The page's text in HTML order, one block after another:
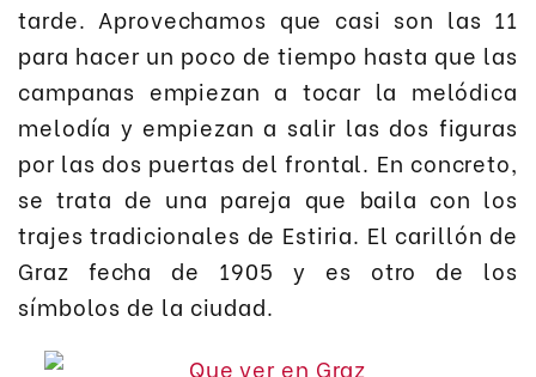
tarde. Aprovechamos que casi son las 11
para hacer un poco de tiempo hasta que las
campanas empiezan a tocar la melódica
melodía y empiezan a salir las dos figuras
por las dos puertas del frontal. En concreto,
se trata de una pareja que baila con los
trajes tradicionales de Estiria. El carillón de
Graz fecha de 1905 y es otro de los
símbolos de la ciudad.